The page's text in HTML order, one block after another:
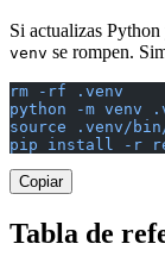
Si actualizas
venv se rompen.
rm -rf .venv
python -m venv
source .venv/
pip install -r
Copiar
Tabla de